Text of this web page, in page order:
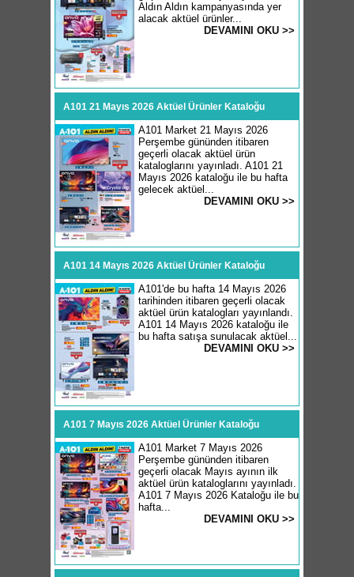
Aldın Aldın kampanyasında yer
alacak aktüel ürünler...
DEVAMINI OKU >>
A101 21 Mayıs 2026 Aktüel Ürünler Kataloğu
A101 Market 21 Mayıs 2026
Perşembe gününden itibaren
geçerli olacak aktüel ürün
kataloglarını yayınladı. A101 21
Mayıs 2026 kataloğu ile bu hafta
gelecek aktüel...
DEVAMINI OKU >>
A101 14 Mayıs 2026 Aktüel Ürünler Kataloğu
A101'de bu hafta 14 Mayıs 2026
tarihinden itibaren geçerli olacak
aktüel ürün katalogları yayınlandı.
A101 14 Mayıs 2026 kataloğu ile
bu hafta satışa sunulacak aktüel...
DEVAMINI OKU >>
A101 7 Mayıs 2026 Aktüel Ürünler Kataloğu
A101 Market 7 Mayıs 2026
Perşembe gününden itibaren
geçerli olacak Mayıs ayının ilk
aktüel ürün kataloglarını yayınladı.
A101 7 Mayıs 2026 Kataloğu ile bu
hafta...
DEVAMINI OKU >>